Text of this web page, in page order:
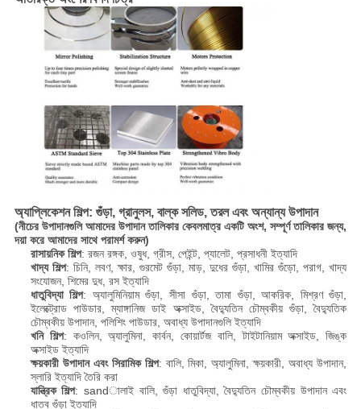
অ্যাপ্লিকেশন শিল্প: গুঁড়া, গ্রানুলস, বাল্ক সলিড, তরল এবং অন্যান্য উপাদান
(নীচের উপাদানগুলি আমাদের উপাদান তালিকার কেবলমাত্র একটি অংশ, সম্পূর্ণ তালিকার জন্য,
দয়া করে আমাদের সাথে পরামর্শ করুন)
রাসায়নিক শিল্প: রজন রঙ্গক, ওষুধ, গ্রীস, পেইন্ট, প্যালেট, প্রসাধনী ইত্যাদি
খাদ্য শিল্প: চিনি, লবণ, ক্ষার, গুরমেট গুঁড়া, মাড়, দুধের গুঁড়া, খামির গুঁড়ো, পরাগ, খাদ্য
সংযোজন, শিমের দুধ, রস ইত্যাদি
ধাতুবিদ্যা শিল্প: অ্যালুমিনিয়াম গুঁড়া, সীসা গুঁড়া, তামা গুঁড়া, আকরিক, মিশ্রণ গুঁড়া,
ইলেক্ট্রোড পাউডার, ম্যাঙ্গানিজ ডাই অক্সাইড, বৈদ্যুতিন চৌম্বকীয় গুঁড়া, বৈদ্যুতিক
চৌম্বকীয় উপাদান, পলিশিং পাউডার, অবাধ্য উপাদানগুলি ইত্যাদি
খনি শিল্প: কওলিন, অ্যালুমিনা, কার্বন, কোয়ার্টজ বালি, টাইটানিয়াম অক্সাইড, জিঙ্ক
অক্সাইড ইত্যাদি
ক্ষয়কারী উপাদান এবং সিরামিক শিল্প: বালি, মিকা, অ্যালুমিনা, ক্ষয়কারী, অবাধ্য উপাদান,
স্লারি ইত্যাদি তৈরি করা
যান্ত্রিক শিল্প: sandালাই বালি, গুঁড়া ধাতুবিদ্যা, বৈদ্যুতিন চৌম্বকীয় উপাদান এবং
ধাতব গুঁড়া ইত্যাদি